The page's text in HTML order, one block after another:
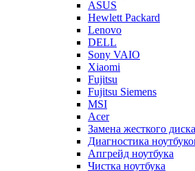
ASUS
Hewlett Packard
Lenovo
DELL
Sony VAIO
Xiaomi
Fujitsu
Fujitsu Siemens
MSI
Acer
Замена жесткого
Диагностика
Апгрейд ноутбука
Чистка ноутбука